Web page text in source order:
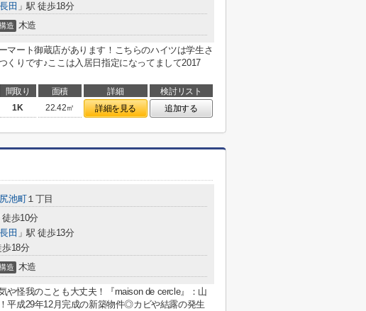
長田 」駅 徒歩18分
造 木造
マート御蔵店があります！こちらのハイツは学生さ
くりです♪ここは入居日指定になってまして2017
間取り 面積 詳細
検討リスト
1K 22.42㎡ 詳細を見る 追加する
池町１丁目
徒歩10分
長田 」駅 徒歩13分
18分
造 木造
や怪我のことも大丈夫！『maison de cercle』：山
平成29年12月完成の新築物件◎カビや結露の発生